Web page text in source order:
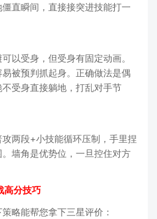
直瞬间，直接接突进技能打一
以受身，但受身有固定动画。
被预判抓起身。正确做法是偶
受身直接躺地，打乱对手节
两段+小技能循环压制，手里捏
墙角是优势位，一旦控住对方
高分技巧
策略能帮您拿下三星评价：